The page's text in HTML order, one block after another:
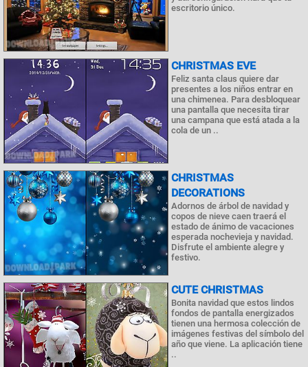
escritorio único.
CHRISTMAS EVE
Feliz santa claus quiere dar
presentes a los niños entrar en
una chimenea. Para desbloquear
una pantalla que necesita tirar
una campana que está atada a la
cola de un ..
CHRISTMAS
DECORATIONS
Adornos de árbol de navidad y
copos de nieve caen traerá el
estado de ánimo de vacaciones
esperada nochevieja y navidad.
Disfrute el ambiente alegre y
festivo.
CUTE CHRISTMAS
Bonita navidad que estos lindos
fondos de pantalla energizados
tienen una hermosa colección de
imágenes festivas del símbolo del
año que viene. La aplicación tiene
..